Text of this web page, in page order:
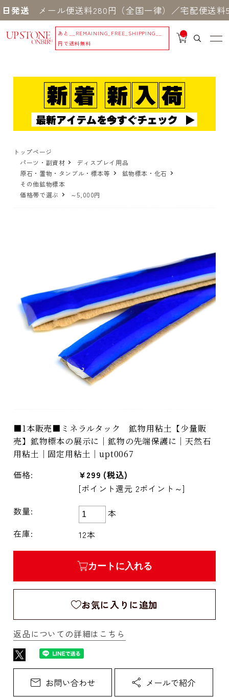
メール便送料280円（全国一律）／宅配便送料
あと
__REMAINING_FREE_SHIPPING__
円で送料無料
__
IT
_
トップページ
パーツ・副資材
ディスプレイ用品
原石・置物・タンブル・標本等
鉱物標本・化石
その他鉱物標本
価格帯で選ぶ
～5,000円
■1本販売■ミネラルタック 鉱物用粘土【少量販
売】鉱物標本の展示に｜鉱物の先端保護に｜天然石
用粘土｜固定用粘土｜upt0067
価格: ¥299 (税込)
[ポイント還元 2ポイント～]
数量:
本
在庫:
12本
カートに入れる
お気に入りに追加
返品についての詳細はこちら